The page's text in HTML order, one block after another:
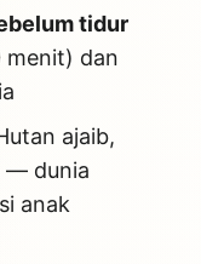
tidur
dan
ajaib,
— dunia
anak